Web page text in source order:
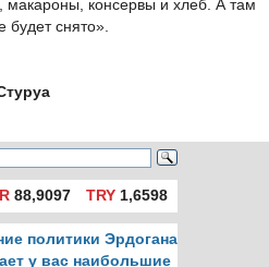
консервы и хлеб. А там
будет снято».
88,9097 TRY1,6598
политики Эрдогана
у вас наибольшие